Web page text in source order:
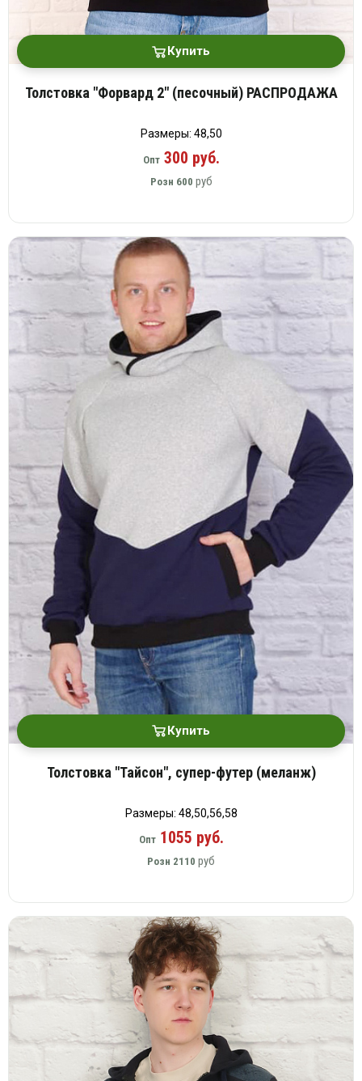
Купить
Толстовка "Форвард 2" (песочный) РАСПРОДАЖА
Размеры: 48,50
Опт300 руб.
Розн 600 руб
Купить
Толстовка "Тайсон", супер-футер (меланж)
Размеры: 48,50,56,58
Опт1055 руб.
Розн 2110 руб